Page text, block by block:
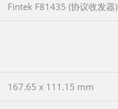
Fintek F81435 (协议收发器)
167.65 x 111.15 mm